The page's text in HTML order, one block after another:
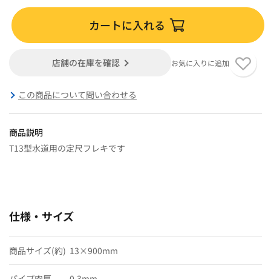
カートに入れる
店舗の在庫を確認 お気に入りに追加
この商品について問い合わせる
商品説明
T13型水道用の定尺フレキです
仕様・サイズ
商品サイズ(約) 13×900mm